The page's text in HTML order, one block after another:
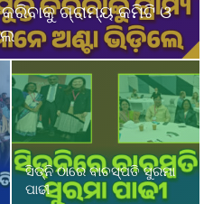
ଗ୍ରାମ୍ୟ କମିଟି ଓ
ସିଡ୍‌ନି ଠାରେ ବାଚସ୍ପତି ସୁରମା
ପାଢୀ